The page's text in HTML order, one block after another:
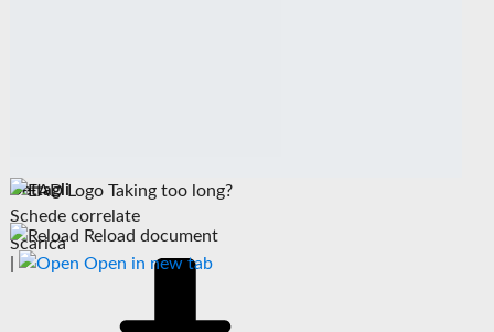
Taking too long?
Reload document
Open in new tab
Dettagli
Schede correlate
Scarica